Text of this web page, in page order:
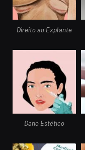
Direito ao Explante
Dano Estético